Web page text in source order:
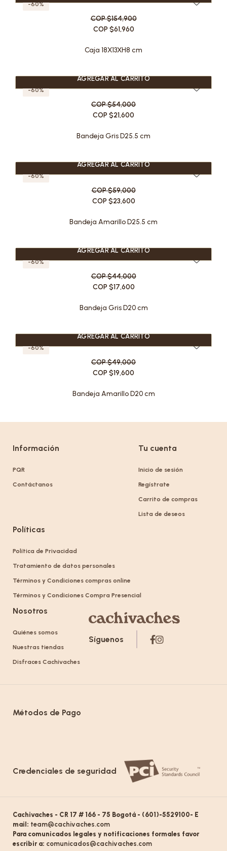
-60%
Caja 18X13XH8 cm
COP $154,900
COP $61,960
-60%
AGREGAR AL CARRITO
Bandeja Gris D25.5 cm
COP $54,000
COP $21,600
-60%
AGREGAR AL CARRITO
Bandeja Amarillo D25.5 cm
COP $59,000
COP $23,600
-60%
AGREGAR AL CARRITO
Bandeja Gris D20 cm
COP $44,000
COP $17,600
-60%
AGREGAR AL CARRITO
Bandeja Amarillo D20 cm
COP $49,000
COP $19,600
Información
PQR
Contáctanos
Tu cuenta
Inicio de sesión
Regístrate
Carrito de compras
Lista de deseos
Políticas
Política de Privacidad
Tratamiento de datos personales
Términos y Condiciones compras online
Términos y Condiciones Compra Presencial
Nosotros
Quiénes somos
Nuestras tiendas
Disfraces Cachivaches
Síguenos
Métodos de Pago
Credenciales de seguridad
Cachivaches - CR 17 # 166 - 75 Bogotá - (601)-5529100- E
mail: team@cachivaches.com
Para comunicados legales y notificaciones formales favor
escribir a: comunicados@cachivaches.com